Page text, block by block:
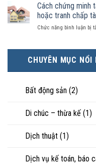
Cách chứng minh
hoặc tranh chấp
Chức năng bình luận bị
CHUYÊN MỤC NỔI
Bất động sản (2)
Di chúc – thừa kế (1)
Dịch thuật (1)
Dịch vụ kế toán, báo